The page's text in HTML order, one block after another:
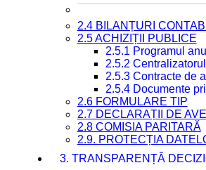
2.4 BILANȚURI
2.5 ACHIZIȚII PUBLICE
2.5.1 Programul
2.5.2
2.5.3 Contracte de
2.5.4 Documente
2.6 FORMULARE TIP
2.7 DECLARAȚII DE
2.8 COMISIA PARITARĂ
2.9. PROTECȚIA
3. TRANSPARENȚĂ